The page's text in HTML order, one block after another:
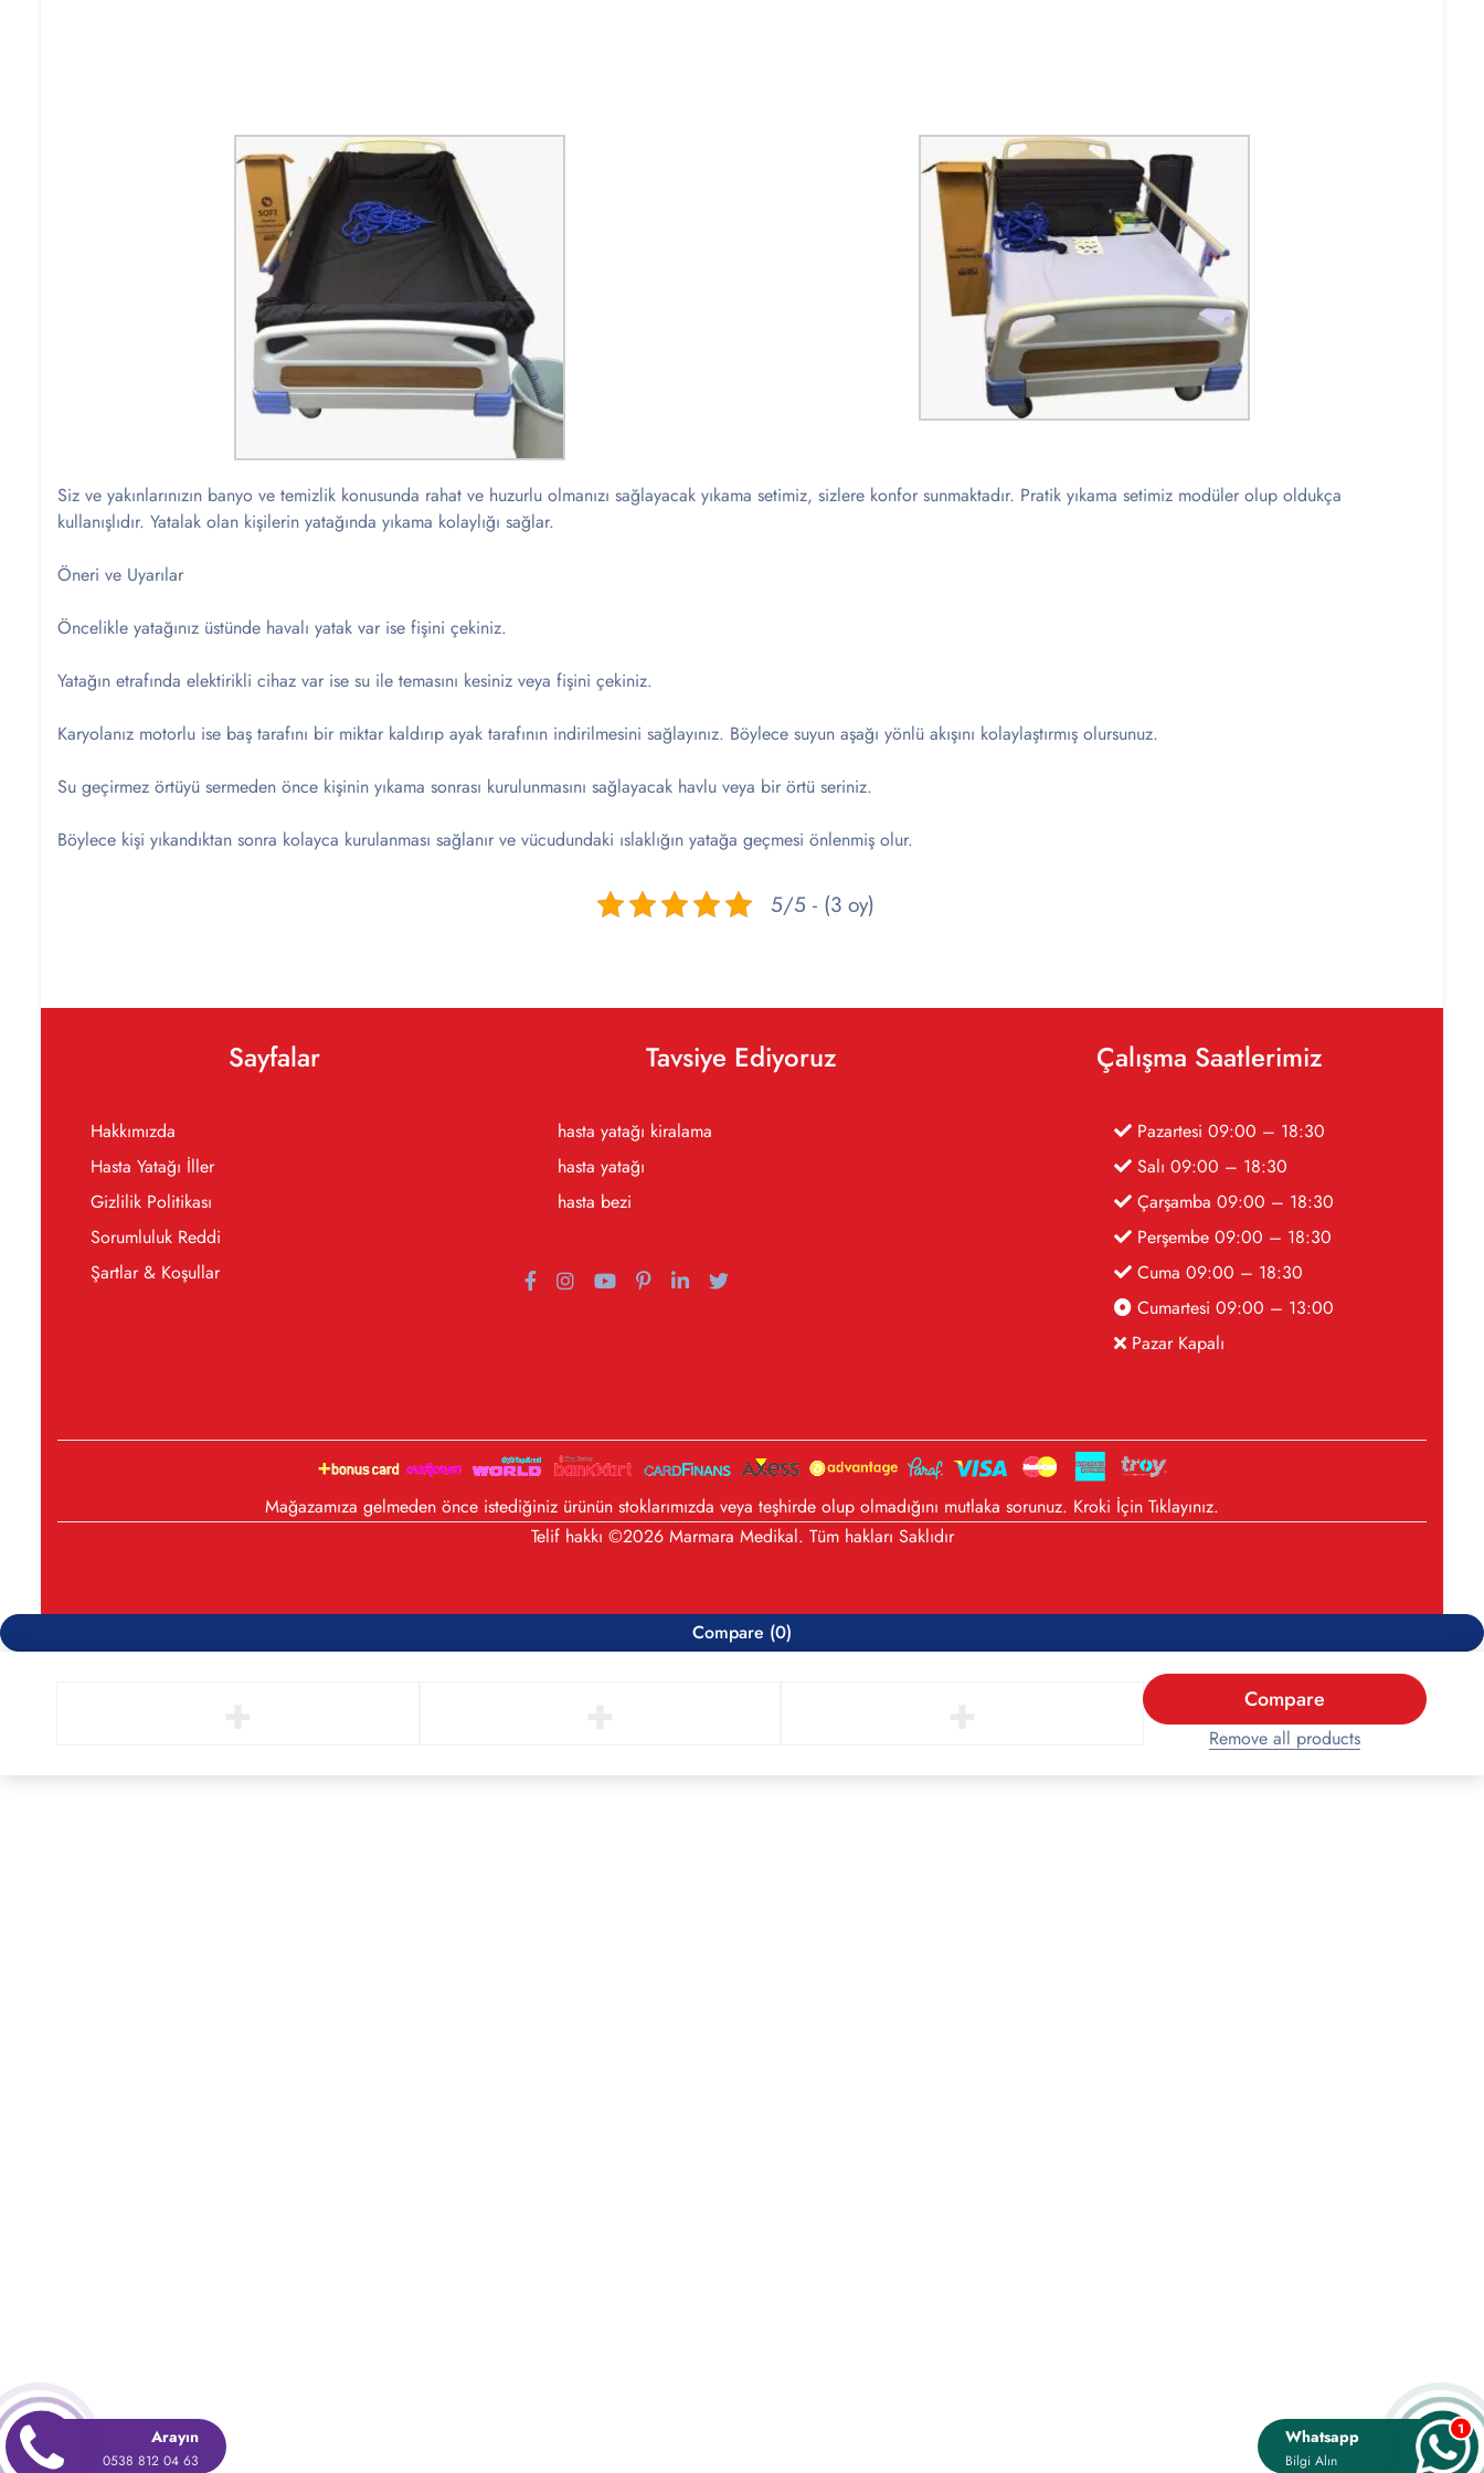
Siz ve yakınlarınızın banyo ve temizlik konusunda rahat ve huzurlu olmanızı sağlayacak yıkama setimiz, sizlere konfor sunmaktadır. Pratik yıkama setimiz modüler olup oldukça
kullanışlıdır. Yatalak olan kişilerin yatağında yıkama kolaylığı sağlar.
Öneri ve Uyarılar
Öncelikle yatağınız üstünde havalı yatak var ise fişini çekiniz.
Yatağın etrafında elektirikli cihaz var ise su ile temasını kesiniz veya fişini çekiniz.
Karyolanız motorlu ise baş tarafını bir miktar kaldırıp ayak tarafının indirilmesini sağlayınız. Böylece suyun aşağı yönlü akışını kolaylaştırmış olursunuz.
Su geçirmez örtüyü sermeden önce kişinin yıkama sonrası kurulunmasını sağlayacak havlu veya bir örtü seriniz.
Böylece kişi yıkandıktan sonra kolayca kurulanması sağlanır ve vücudundaki ıslaklığın yatağa geçmesi önlenmiş olur.
5/5 - (3 oy)
Sayfalar
Hakkımızda
Hasta Yatağı İller
Gizlilik Politikası
Sorumluluk Reddi
Şartlar & Koşullar
Tavsiye Ediyoruz
hasta yatağı kiralama
hasta yatağı
hasta bezi
Çalışma Saatlerimiz
Pazartesi 09:00 – 18:30
Salı 09:00 – 18:30
Çarşamba 09:00 – 18:30
Perşembe 09:00 – 18:30
Cuma 09:00 – 18:30
Cumartesi 09:00 – 13:00
Pazar Kapalı
Mağazamıza gelmeden önce istediğiniz ürünün stoklarımızda veya teşhirde olup olmadığını mutlaka sorunuz. Kroki İçin Tıklayınız.
Telif hakkı ©2026 Marmara Medikal. Tüm hakları Saklıdır
Arayın
0538 812 04 63
Whatsapp
Bilgi Alın
1
Compare (0)
Compare
Remove all products